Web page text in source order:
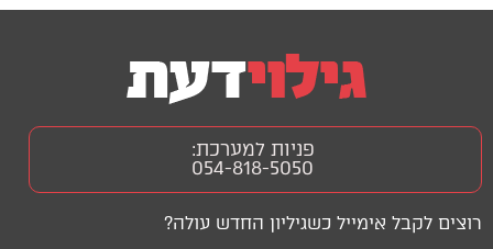
רוצים לקבל אימייל כשגיליון החדש עולה?
פניות למערכת:
054-818-5050